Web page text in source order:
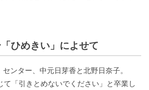
ひめきい」によせて
ンター、中元日芽香と北野日奈子。
「引きとめないでください」と卒業し